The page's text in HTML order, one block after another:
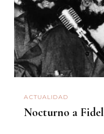
ACTUALIDAD
Nocturno a Fidel